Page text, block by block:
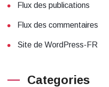
Flux des publications
Flux des commentaires
Site de WordPress-FR
Categories